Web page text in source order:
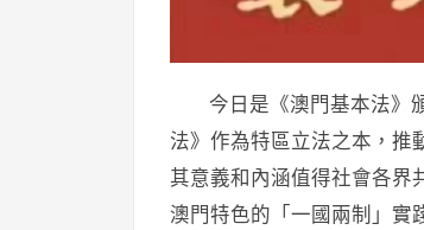
今日是《澳門基本法》
法》作為特區立法之本，推
其意義和內涵值得社會各界
澳門特色的「一國兩制」實